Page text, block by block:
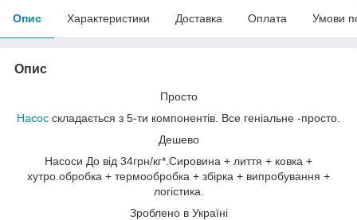
Опис Характеристики Доставка Оплата Умови
Опис
Просто
Насос складається з 5-ти компонентів. Все геніальне -просто.
Дешево
Насоси До від 34грн/кг*.Сировина + лиття + ковка +
хутро.обробка + термообробка + збірка + випробування +
логістика.
Зроблено в Україні